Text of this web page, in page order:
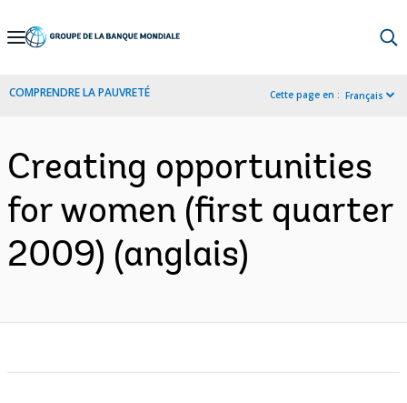
Skip
Navigation
COMPRENDRE LA PAUVRETÉ Cette page en : Français
Creating opportunities
for women (first quarter
2009) (anglais)